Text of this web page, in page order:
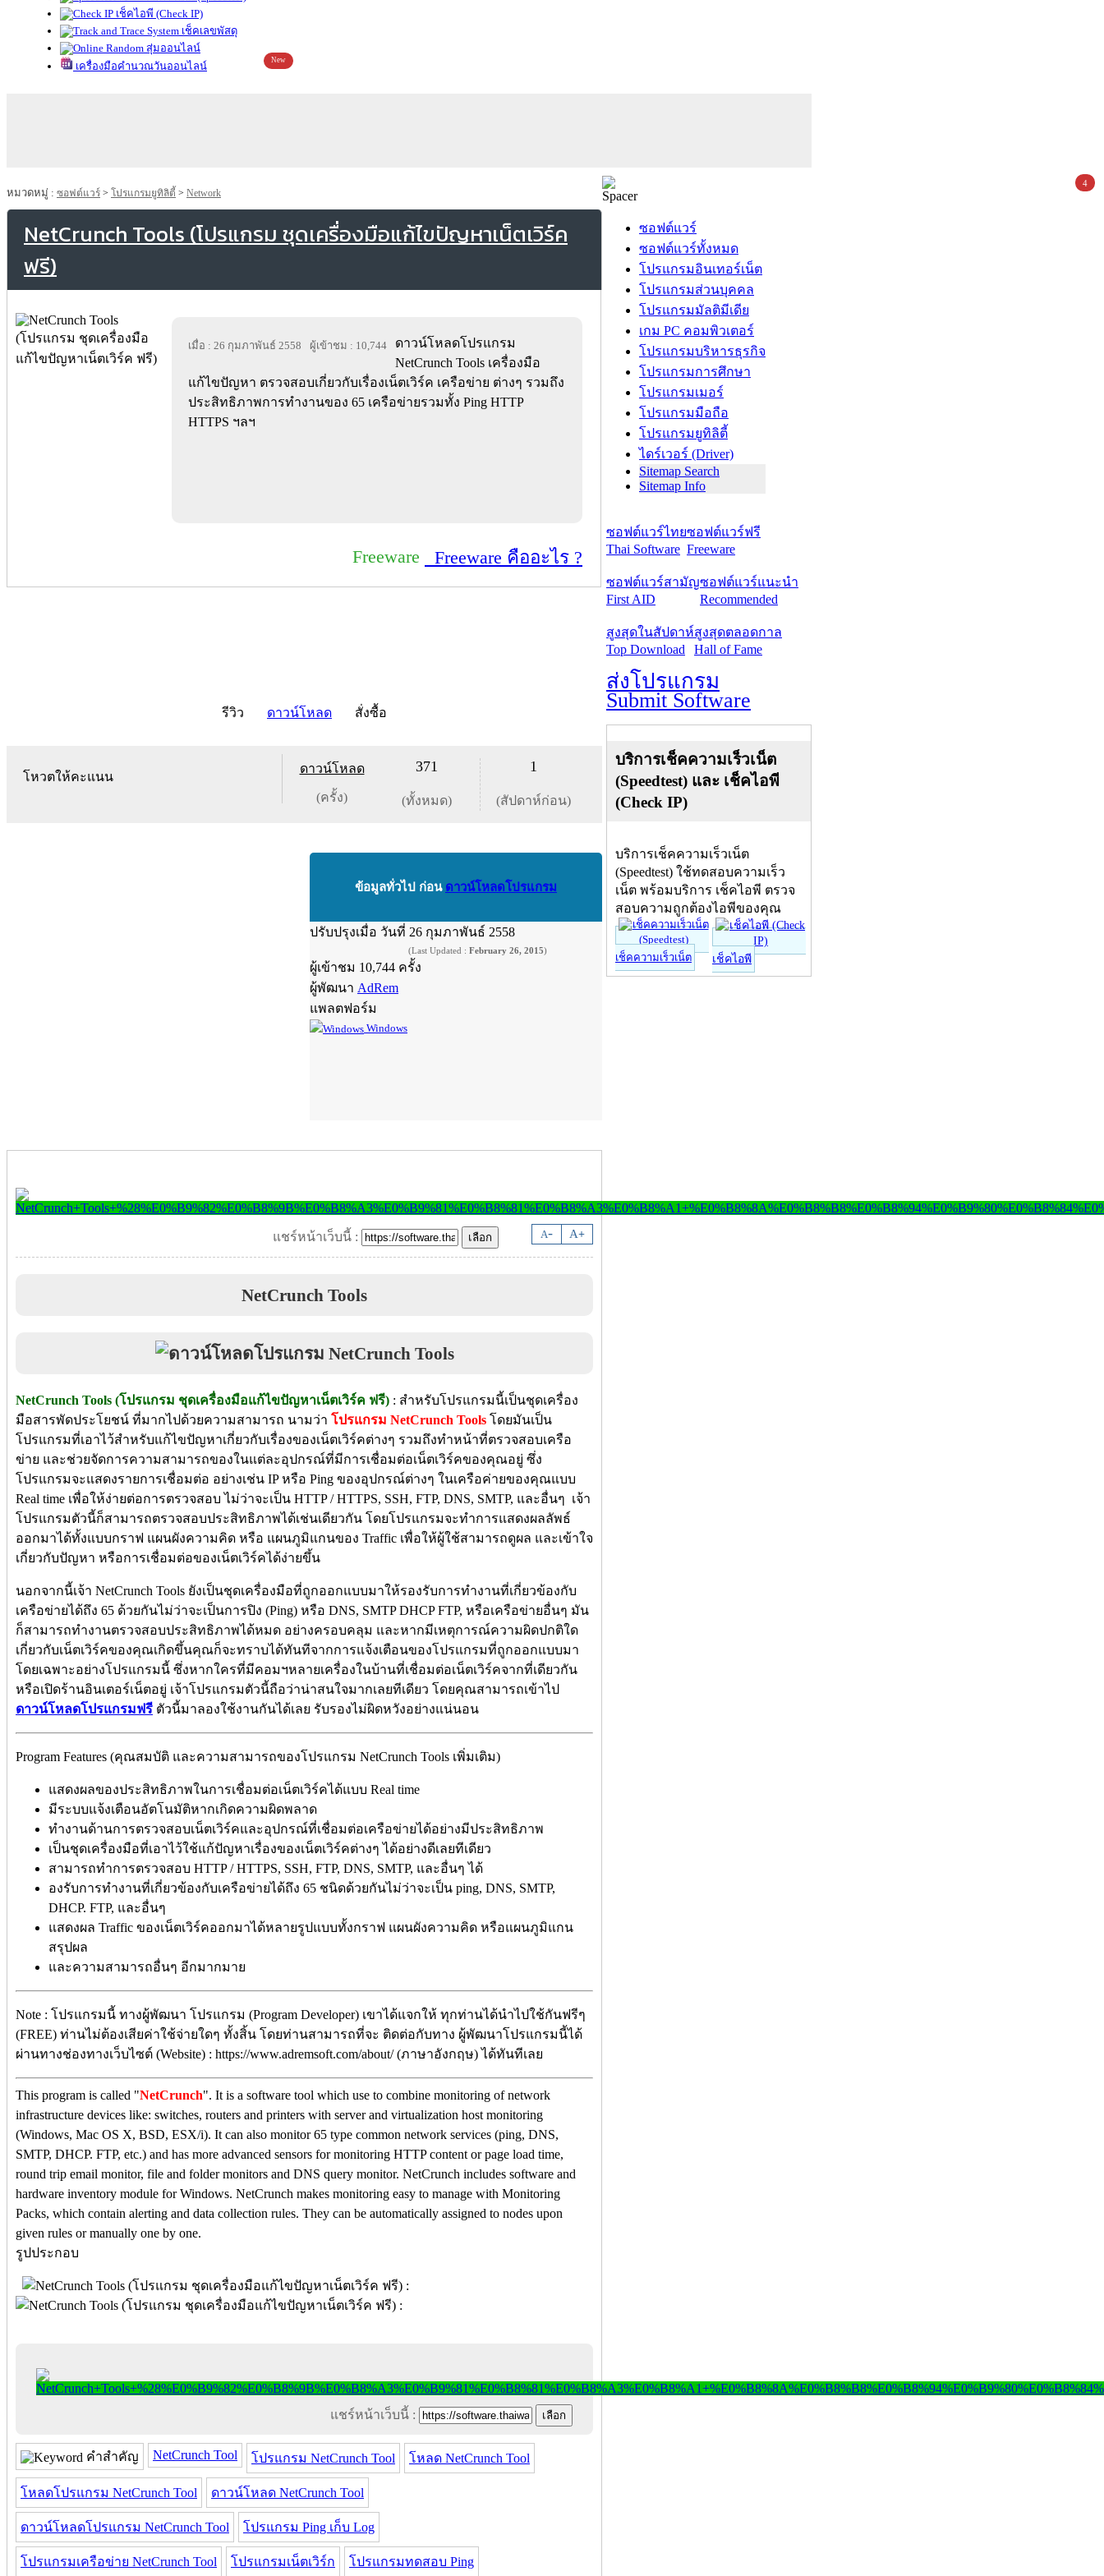
เช็คไอพี (Check IP)
เช็คเลขพัสดุ
สุ่มออนไลน์
เครื่องมือคำนวณวันออนไลน์
New
หมวดหมู่ : ซอฟต์แวร์ > โปรแกรมยูทิลิตี้ > Network
NetCrunch Tools (โปรแกรม ชุดเครื่องมือแก้ไขปัญหาเน็ตเวิร์ค
ฟรี)
เมื่อ : 26 กุมภาพันธ์ 2558 ผู้เข้าชม : 10,744
ดาวน์โหลดโปรแกรม
NetCrunch Tools เครื่องมือ
แก้ไขปัญหา ตรวจสอบเกี่ยวกับเรื่องเน็ตเวิร์ค เครือข่าย ต่างๆ รวมถึง
ประสิทธิภาพการทำงานของ 65 เครือข่ายรวมทั้ง Ping HTTP
HTTPS ฯลฯ
Freeware Freeware คืออะไร ?
รีวิว ดาวน์โหลด สั่งซื้อ
โหวตให้คะแนน
ดาวน์โหลด
(ครั้ง)
371
(ทั้งหมด)
1
(สัปดาห์ก่อน)
ข้อมูลทั่วไป ก่อน ดาวน์โหลดโปรแกรม
ปรับปรุงเมื่อ วันที่ 26 กุมภาพันธ์ 2558
(Last Updated : February 26, 2015)
ผู้เข้าชม 10,744 ครั้ง
ผู้พัฒนา AdRem
แพลตฟอร์ม
Windows
A- A+
แชร์หน้าเว็บนี้ :
NetCrunch Tools
NetCrunch Tools (โปรแกรม ชุดเครื่องมือแก้ไขปัญหาเน็ตเวิร์ค ฟรี) : สำหรับโปรแกรมนี้เป็นชุดเครื่อง
มือสารพัดประโยชน์ ที่มากไปด้วยความสามารถ นามว่า โปรแกรม NetCrunch Tools โดยมันเป็น
โปรแกรมที่เอาไว้สำหรับแก้ไขปัญหาเกี่ยวกับเรื่องของเน็ตเวิร์คต่างๆ รวมถึงทำหน้าที่ตรวจสอบเครือ
ข่าย และช่วยจัดการความสามารถของในแต่ละอุปกรณ์ที่มีการเชื่อมต่อเน็ตเวิร์คของคุณอยู่ ซึ่ง
โปรแกรมจะแสดงรายการเชื่อมต่อ อย่างเช่น IP หรือ Ping ของอุปกรณ์ต่างๆ ในเครือค่ายของคุณแบบ
Real time เพื่อให้ง่ายต่อการตรวจสอบ ไม่ว่าจะเป็น HTTP / HTTPS, SSH, FTP, DNS, SMTP, และอื่นๆ เจ้า
โปรแกรมตัวนี้ก็สามารถตรวจสอบประสิทธิภาพได้เช่นเดียวกัน โดยโปรแกรมจะทำการแสดงผลลัพธ์
ออกมาได้ทั้งแบบกราฟ แผนผังความคิด หรือ แผนภูมิแกนของ Traffic เพื่อให้ผู้ใช้สามารถดูผล และเข้าใจ
เกี่ยวกับปัญหา หรือการเชื่อมต่อของเน็ตเวิร์คได้ง่ายขึ้น
นอกจากนี้เจ้า NetCrunch Tools ยังเป็นชุดเครื่องมือที่ถูกออกแบบมาให้รองรับการทำงานที่เกี่ยวข้องกับ
เครือข่ายได้ถึง 65 ด้วยกันไม่ว่าจะเป็นการปิง (Ping) หรือ DNS, SMTP DHCP FTP, หรือเครือข่ายอื่นๆ มัน
ก็สามารถทำงานตรวจสอบประสิทธิภาพได้หมด อย่างครอบคลุม และหากมีเหตุการณ์ความผิดปกติใด
เกี่ยวกับเน็ตเวิร์คของคุณเกิดขึ้นคุณก็จะทราบได้ทันทีจากการแจ้งเตือนของโปรแกรมที่ถูกออกแบบมา
โดยเฉพาะอย่างโปรแกรมนี้ ซึ่งหากใครที่มีคอมฯหลายเครื่องในบ้านที่เชื่อมต่อเน็ตเวิร์คจากที่เดียวกัน
หรือเปิดร้านอินเตอร์เน็ตอยู่ เจ้าโปรแกรมตัวนี้ถือว่าน่าสนใจมากเลยทีเดียว โดยคุณสามารถเข้าไป
ดาวน์โหลดโปรแกรมฟรี ตัวนี้มาลองใช้งานกันได้เลย รับรองไม่ผิดหวังอย่างแน่นอน
Program Features (คุณสมบัติ และความสามารถของโปรแกรม NetCrunch Tools เพิ่มเติม)
แสดงผลของประสิทธิภาพในการเชื่อมต่อเน็ตเวิร์คได้แบบ Real time
มีระบบแจ้งเตือนอัตโนมัติหากเกิดความผิดพลาด
ทำงานด้านการตรวจสอบเน็ตเวิร์คและอุปกรณ์ที่เชื่อมต่อเครือข่ายได้อย่างมีประสิทธิภาพ
เป็นชุดเครื่องมือที่เอาไว้ใช้แก้ปัญหาเรื่องของเน็ตเวิร์คต่างๆ ได้อย่างดีเลยทีเดียว
สามารถทำการตรวจสอบ HTTP / HTTPS, SSH, FTP, DNS, SMTP, และอื่นๆ ได้
องรับการทำงานที่เกี่ยวข้องกับเครือข่ายได้ถึง 65 ชนิดด้วยกันไม่ว่าจะเป็น ping, DNS, SMTP,
DHCP. FTP, และอื่นๆ
แสดงผล Traffic ของเน็ตเวิร์คออกมาได้หลายรูปแบบทั้งกราฟ แผนผังความคิด หรือแผนภูมิแกน
สรุปผล
และความสามารถอื่นๆ อีกมากมาย
Note : โปรแกรมนี้ ทางผู้พัฒนา โปรแกรม (Program Developer) เขาได้แจกให้ ทุกท่านได้นำไปใช้กันฟรีๆ
(FREE) ท่านไม่ต้องเสียค่าใช้จ่ายใดๆ ทั้งสิ้น โดยท่านสามารถที่จะ ติดต่อกับทาง ผู้พัฒนาโปรแกรมนี้ได้
ผ่านทางช่องทางเว็บไซต์ (Website) : https://www.adremsoft.com/about/ (ภาษาอังกฤษ) ได้ทันทีเลย
This program is called "NetCrunch". It is a software tool which use to combine monitoring of network
infrastructure devices like: switches, routers and printers with server and virtualization host monitoring
(Windows, Mac OS X, BSD, ESX/i). It can also monitor 65 type common network services (ping, DNS,
SMTP, DHCP. FTP, etc.) and has more advanced sensors for monitoring HTTP content or page load time,
round trip email monitor, file and folder monitors and DNS query monitor. NetCrunch includes software and
hardware inventory module for Windows. NetCrunch makes monitoring easy to manage with Monitoring
Packs, which contain alerting and data collection rules. They can be automatically assigned to nodes upon
given rules or manually one by one.
รูปประกอบ
แชร์หน้าเว็บนี้ :
คำสำคัญ NetCrunch Tool โปรแกรม NetCrunch Tool โหลด NetCrunch Tool
โหลดโปรแกรม NetCrunch Tool ดาวน์โหลด NetCrunch Tool
ดาวน์โหลดโปรแกรม NetCrunch Tool โปรแกรม Ping เก็บ Log
โปรแกรมเครือข่าย NetCrunch Tool โปรแกรมเน็ตเวิร์ก โปรแกรมทดสอบ Ping
ซอฟต์แวร์
ซอฟต์แวร์ทั้งหมด
โปรแกรมอินเทอร์เน็ต
โปรแกรมส่วนบุคคล
โปรแกรมมัลติมีเดีย
เกม PC คอมพิวเตอร์
โปรแกรมบริหารธุรกิจ
โปรแกรมการศึกษา
โปรแกรมเมอร์
โปรแกรมมือถือ
โปรแกรมยูทิลิตี้
ไดร์เวอร์ (Driver)
Sitemap Search
Sitemap Info
ซอฟต์แวร์ไทย
Thai Software
ซอฟต์แวร์ฟรี
Freeware
ซอฟต์แวร์สามัญ
First AID
ซอฟต์แวร์แนะนำ
Recommended
สูงสุดในสัปดาห์
Top Download
สูงสุดตลอดกาล
Hall of Fame
ส่งโปรแกรม
Submit Software
บริการเช็คความเร็วเน็ต
(Speedtest) และ เช็คไอพี
(Check IP)
บริการเช็คความเร็วเน็ต
(Speedtest) ใช้ทดสอบความเร็ว
เน็ต พร้อมบริการ เช็คไอพี ตรวจ
สอบความถูกต้องไอพีของคุณ
เช็คความเร็วเน็ต เช็คไอพี
4